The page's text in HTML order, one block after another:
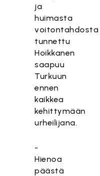
ja
huimasta
voitontahdosta
tunnettu
Hoikkanen
saapuu
Turkuun
ennen
kaikkea
kehittymään
urheilijana.
-
Hienoa
päästä